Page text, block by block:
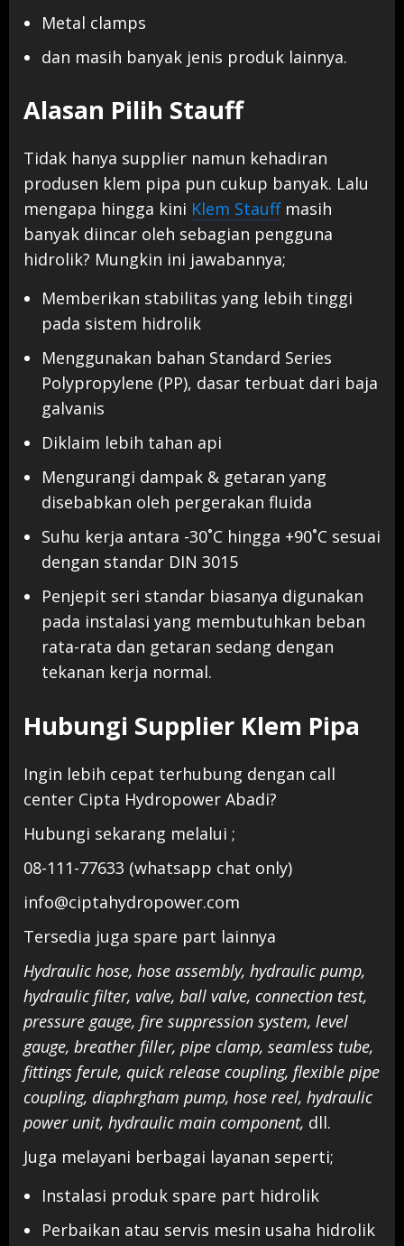
Metal clamps
dan masih banyak jenis produk lainnya.
Alasan Pilih Stauff
Tidak hanya supplier namun kehadiran
produsen klem pipa pun cukup banyak. Lalu
mengapa hingga kini Klem Stauffmasih
banyak diincar oleh sebagian pengguna
hidrolik? Mungkin ini jawabannya;
Memberikan stabilitas yang lebih tinggi
pada sistem hidrolik
Menggunakan bahan Standard Series
Polypropylene (PP), dasar terbuat dari baja
galvanis
Diklaim lebih tahan api
Mengurangi dampak & getaran yang
disebabkan oleh pergerakan fluida
Suhu kerja antara -30˚C hingga +90˚C sesuai
dengan standar DIN 3015
Penjepit seri standar biasanya digunakan
pada instalasi yang membutuhkan beban
rata-rata dan getaran sedang dengan
tekanan kerja normal.
Hubungi Supplier Klem Pipa
Ingin lebih cepat terhubung dengan call
center Cipta Hydropower Abadi?
Hubungi sekarang melalui ;
08-111-77633 (whatsapp chat only)
info@ciptahydropower.com
Tersedia juga spare part lainnya
Hydraulic hose, hose assembly, hydraulic pump,
hydraulic filter, valve, ball valve, connection test,
pressure gauge, fire suppression system, level
gauge, breather filler, pipe clamp, seamless tube,
fittings ferule, quick release coupling, flexible pipe
coupling, diaphrgham pump, hose reel, hydraulic
power unit, hydraulic main component, dll.
Juga melayani berbagai layanan seperti;
Instalasi produk spare part hidrolik
Perbaikan atau servis mesin usaha hidrolik